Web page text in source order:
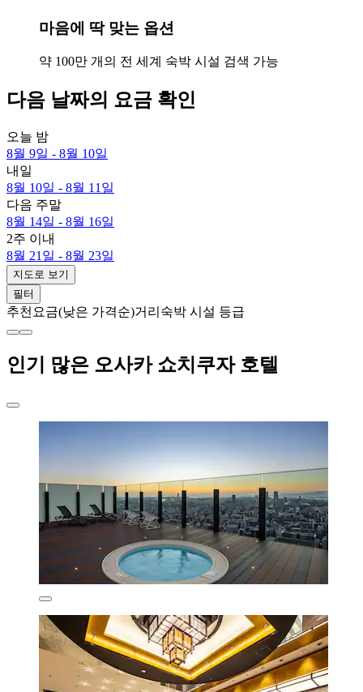
마음에 딱 맞는 옵션
약 100만 개의 전 세계 숙박 시설 검색 가능
다음 날짜의 요금 확인
오늘 밤
8월 9일 - 8월 10일
내일
8월 10일 - 8월 11일
다음 주말
8월 14일 - 8월 16일
2주 이내
8월 21일 - 8월 23일
지도로 보기
필터
추천 요금(낮은 가격순)거리 숙박 시설 등급
인기 많은 오사카 쇼치쿠자 호텔